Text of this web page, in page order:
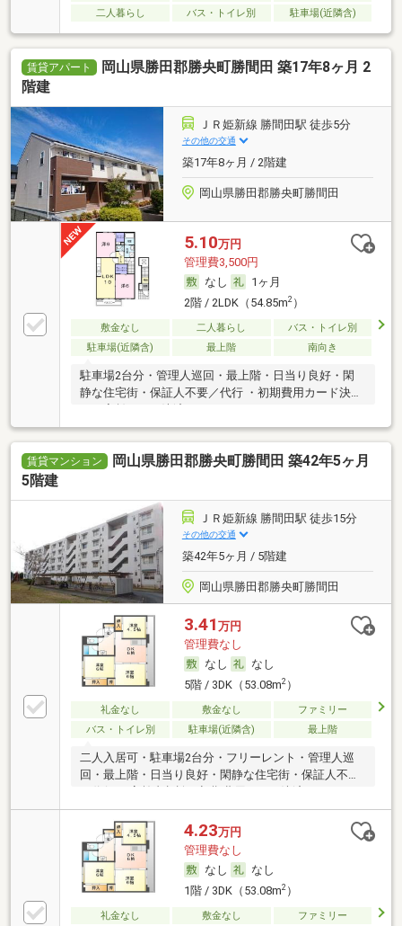
二人暮らし
バス・トイレ別 駐車場(近隣含)
賃貸アパート
岡山県勝田郡勝央町勝間田 築17年8ヶ月 2
階建
ＪＲ姫新線 勝間田駅 徒歩5分
その他の交通
築17年8ヶ月 / 2階建
岡山県勝田郡勝央町勝間田
5.10万円
管理費3,500円
なし
1ヶ月
2階 / 2LDK（54.85m2）
敷金なし 二人暮らし
バス・トイレ別
駐車場(近隣含)
最上階 南向き
駐車場2台分・管理人巡回・最上階・日当り良好・閑
静な住宅街・保証人不要／代行 ・初期費用カード決済
賃貸マンション
岡山県勝田郡勝央町勝間田 築42年5ヶ月
5階建
ＪＲ姫新線 勝間田駅 徒歩15分
その他の交通
築42年5ヶ月 / 5階建
岡山県勝田郡勝央町勝間田
3.41 万円
管理費なし
なし
なし
5階 / 3DK（53.08m2）
礼金なし 敷金なし
ファミリー
バス・トイレ別
駐車場(近隣含) 最上階
二人入居可・駐車場2台分・フリーレント・管理人巡
回・最上階・日当り良好・閑静な住宅街・保証人不要
4.23万円
管理費なし
なし
なし
1階 / 3DK（53.08m2）
礼金なし 敷金なし ファミリー